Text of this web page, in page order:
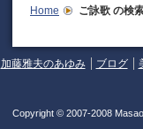
Home ご詠歌 の検
加藤雅夫のあゆみ ブログ
Copyright © 2007-2008